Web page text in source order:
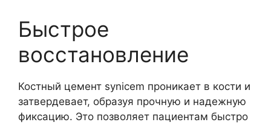
Быстрое
восстановление
Костный цемент synicem проникает в кости и
затвердевает, образуя прочную и надежную
фиксацию. Это позволяет пациентам быстро